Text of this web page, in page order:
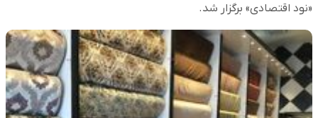
«نود اقتصادی» برگزار شد.